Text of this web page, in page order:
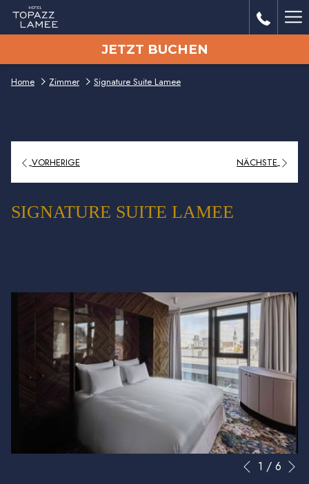
JETZT BUCHEN
Home Zimmer Signature Suite Lamee
VORHERIGE NÄCHSTE
SIGNATURE SUITE LAMEE
Diashow-
Durch
Vorherige
1 / 6